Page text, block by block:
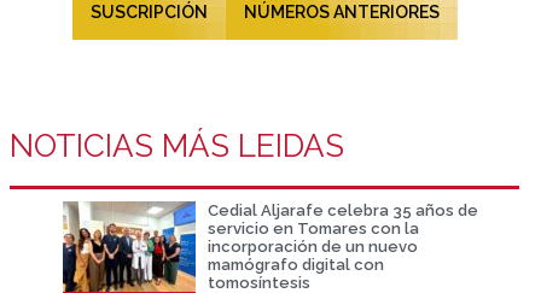
SUSCRIPCIÓN NÚMEROS ANTERIORES
NOTICIAS MÁS LEIDAS
Cedial Aljarafe celebra 35 años de
servicio en Tomares con la
incorporación de un nuevo
mamógrafo digital con
tomosíntesis